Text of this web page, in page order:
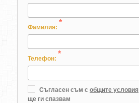
Фамилия:
*
Телефон:
*
Съгласен съм с общите условия
ще ги спазвам